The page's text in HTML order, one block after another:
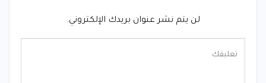
لن يتم نشر عنوان بريدك الإلكتروني.